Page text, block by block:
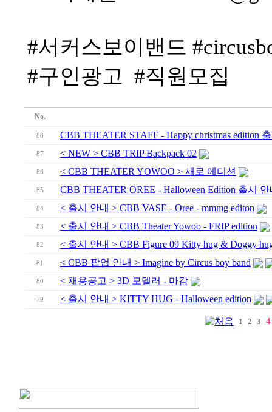
#서커스보이밴드
#구인광고 #직원모집
No.
88 CBB THEATER STAFF - Happy christmas edition
87 < NEW > CBB TRIP Backpack 02
86 < CBB THEATER YOWOO > 새로 에디션
85 CBB THEATER OREE - Halloween Edition 출시 안
84 < 출시 안내 > CBB VASE - Oree - mmmg editon
83 < 출시 안내 > CBB Theater Yowoo - FRIP edition
82 < 출시 안내 > CBB Figure 09 Kitty hug & Doggy
81 < CBB 팝업 안내 > Imagine by Circus boy band
80 < 채용공고 > 3D 모델러 - 마감
79 < 출시 안내 > KITTY HUG - Halloween edition
1 2 3 4